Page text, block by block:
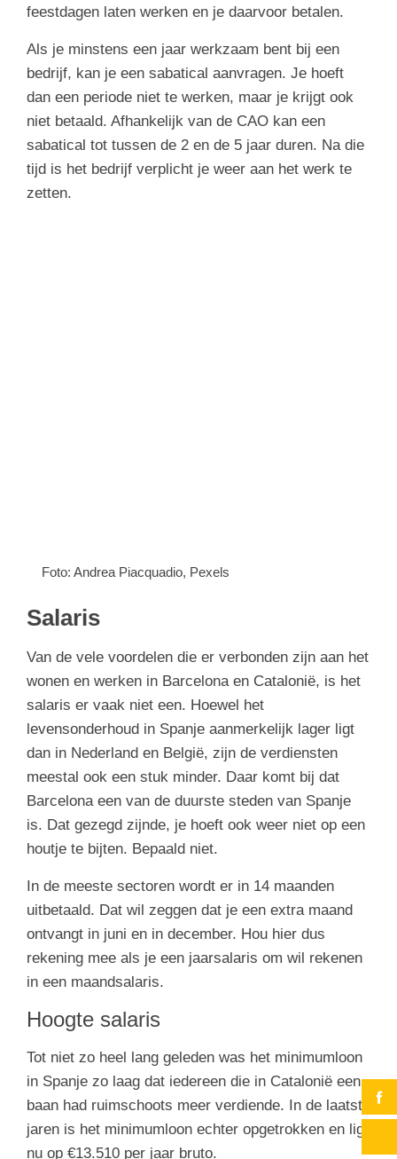
feestdagen laten werken en je daarvoor betalen.
Als je minstens een jaar werkzaam bent bij een
bedrijf, kan je een sabatical aanvragen. Je hoeft
dan een periode niet te werken, maar je krijgt ook
niet betaald. Afhankelijk van de CAO kan een
sabatical tot tussen de 2 en de 5 jaar duren. Na die
tijd is het bedrijf verplicht je weer aan het werk te
zetten.
Foto: Andrea Piacquadio, Pexels
Salaris
Van de vele voordelen die er verbonden zijn aan het
wonen en werken in Barcelona en Catalonië, is het
salaris er vaak niet een. Hoewel het
levensonderhoud in Spanje aanmerkelijk lager ligt
dan in Nederland en België, zijn de verdiensten
meestal ook een stuk minder. Daar komt bij dat
Barcelona een van de duurste steden van Spanje
is. Dat gezegd zijnde, je hoeft ook weer niet op een
houtje te bijten. Bepaald niet.
In de meeste sectoren wordt er in 14 maanden
uitbetaald. Dat wil zeggen dat je een extra maand
ontvangt in juni en in december. Hou hier dus
rekening mee als je een jaarsalaris om wil rekenen
in een maandsalaris.
Hoogte salaris
Tot niet zo heel lang geleden was het minimumloon
in Spanje zo laag dat iedereen die in Catalonië een
baan had ruimschoots meer verdiende. In de laatste
jaren is het minimumloon echter opgetrokken en ligt
nu op €13.510 per jaar bruto.